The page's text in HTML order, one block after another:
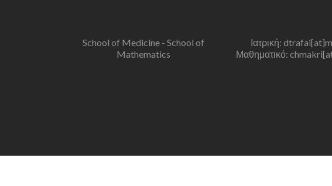
School of Medicine - School of
Mathematics
Ιατρική:
Μαθηματικό: